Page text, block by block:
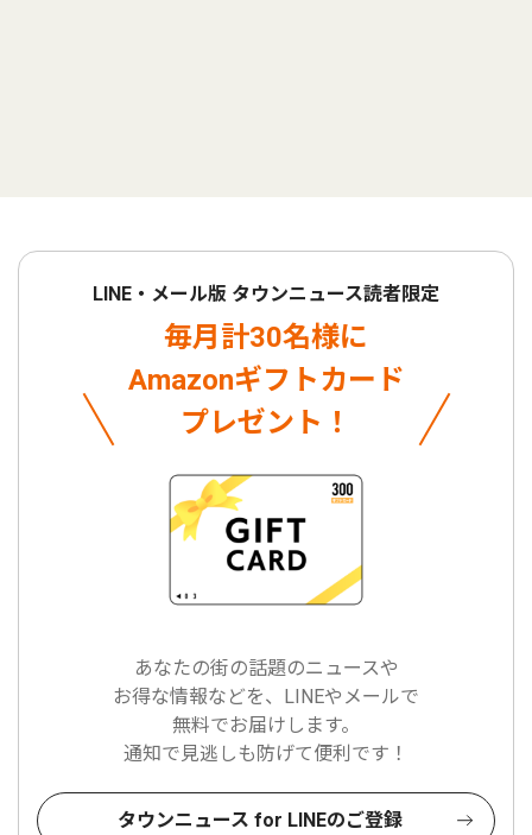
LINE・メール版 タウンニュース読者限定
毎月計30名様に
Amazonギフトカード
プレゼント！
あなたの街の話題のニュースや
お得な情報などを、LINEやメールで
無料でお届けします。
通知で見逃しも防げて便利です！
タウンニュース for LINEのご登録